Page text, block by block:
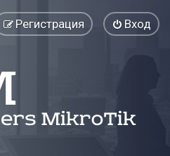
Вход
Регистрация